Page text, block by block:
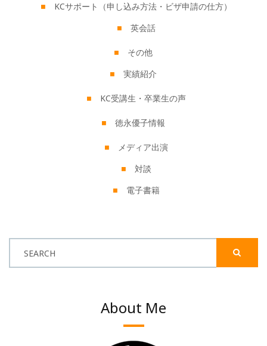
KCサポート（申し込み方法・ビザ申請の仕方）
英会話
その他
実績紹介
KC受講生・卒業生の声
徳永優子情報
メディア出演
対談
電子書籍
SEARCH
About Me